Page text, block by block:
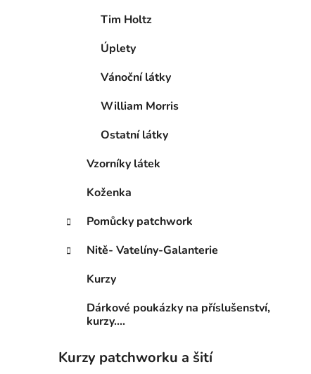
Tim Holtz
Úplety
Vánoční látky
William Morris
Ostatní látky
Vzorníky látek
Koženka
Pomůcky patchwork
Nitě- Vatelíny-Galanterie
Kurzy
Dárkové poukázky na příslušenství,
kurzy....
Kurzy patchworku a šití